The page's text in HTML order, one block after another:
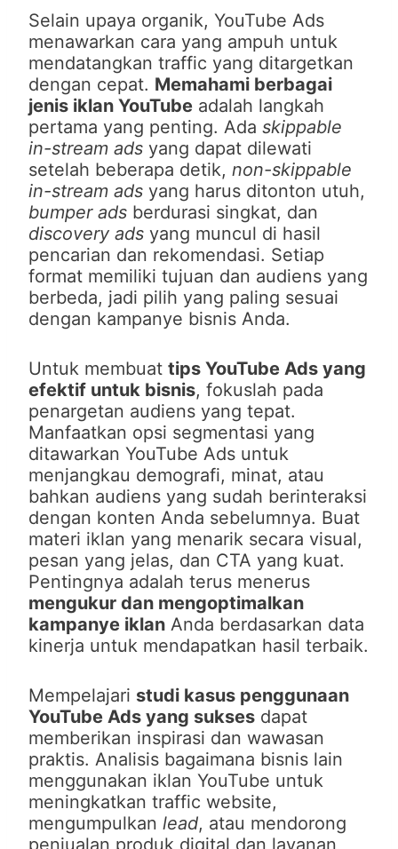
Selain upaya organik, YouTube Ads
menawarkan cara yang ampuh untuk
mendatangkan traffic yang ditargetkan
dengan cepat. Memahami berbagai
jenis iklan YouTube adalah langkah
pertama yang penting. Ada skippable
in-stream ads yang dapat dilewati
setelah beberapa detik, non-skippable
in-stream ads yang harus ditonton utuh,
bumper ads berdurasi singkat, dan
discovery ads yang muncul di hasil
pencarian dan rekomendasi. Setiap
format memiliki tujuan dan audiens yang
berbeda, jadi pilih yang paling sesuai
dengan kampanye bisnis Anda.
Untuk membuat tips YouTube Ads yang
efektif untuk bisnis, fokuslah pada
penargetan audiens yang tepat.
Manfaatkan opsi segmentasi yang
ditawarkan YouTube Ads untuk
menjangkau demografi, minat, atau
bahkan audiens yang sudah berinteraksi
dengan konten Anda sebelumnya. Buat
materi iklan yang menarik secara visual,
pesan yang jelas, dan CTA yang kuat.
Pentingnya adalah terus menerus
mengukur dan mengoptimalkan
kampanye iklan Anda berdasarkan data
kinerja untuk mendapatkan hasil terbaik.
Mempelajari studi kasus penggunaan
YouTube Ads yang sukses dapat
memberikan inspirasi dan wawasan
praktis. Analisis bagaimana bisnis lain
menggunakan iklan YouTube untuk
meningkatkan traffic website,
mengumpulkan lead, atau mendorong
penjualan produk digital dan layanan